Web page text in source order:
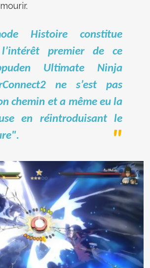
Histoire constitue
l’intérêt premier de ce
Ultimate Ninja
ne s’est pas
chemin et a même eu la
en réintroduisant le